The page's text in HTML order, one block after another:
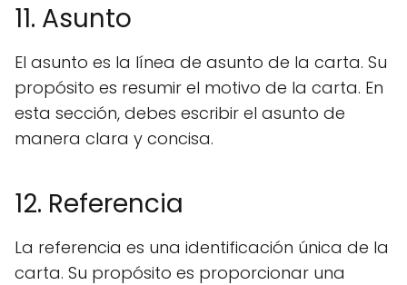
11. Asunto
El asunto es la línea de asunto de la carta. Su
propósito es resumir el motivo de la carta. En
esta sección, debes escribir el asunto de
manera clara y concisa.
12. Referencia
La referencia es una identificación única de la
carta. Su propósito es proporcionar una